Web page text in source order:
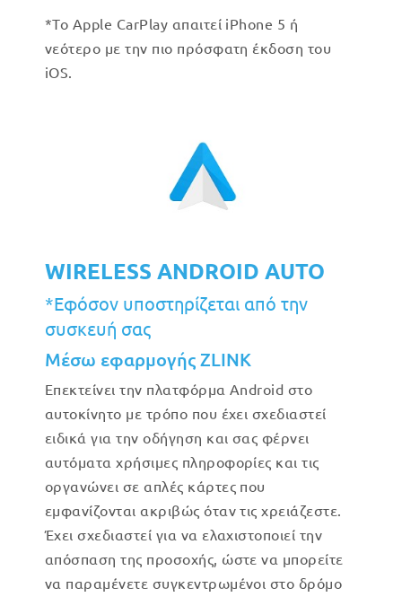
*Το Apple CarPlay απαιτεί iPhone 5 ή
νεότερο με την πιο πρόσφατη έκδοση του
iOS.
WIRELESS ANDROID AUTO
*Εφόσον υποστηρίζεται από την
συσκευή σας
Μέσω εφαρμογής ZLINK
Επεκτείνει την πλατφόρμα Android στο
αυτοκίνητο με τρόπο που έχει σχεδιαστεί
ειδικά για την οδήγηση και σας φέρνει
αυτόματα χρήσιμες πληροφορίες και τις
οργανώνει σε απλές κάρτες που
εμφανίζονται ακριβώς όταν τις χρειάζεστε.
Έχει σχεδιαστεί για να ελαχιστοποιεί την
απόσπαση της προσοχής, ώστε να μπορείτε
να παραμένετε συγκεντρωμένοι στο δρόμο